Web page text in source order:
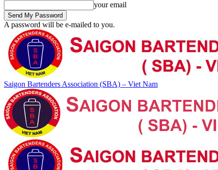
your email
A password will be e-mailed to you.
Saigon Bartenders Association (SBA) – Viet Nam